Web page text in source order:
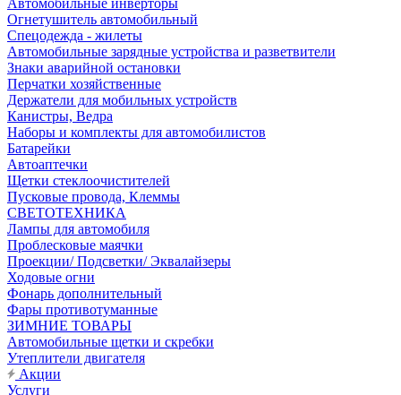
Автомобильные инверторы
Огнетушитель автомобильный
Спецодежда - жилеты
Автомобильные зарядные устройства и разветвители
Знаки аварийной остановки
Перчатки хозяйственные
Держатели для мобильных устройств
Канистры, Ведра
Наборы и комплекты для автомобилистов
Батарейки
Автоаптечки
Щетки стеклоочистителей
Пусковые провода, Клеммы
СВЕТОТЕХНИКА
Лампы для автомобиля
Проблесковые маячки
Проекции/ Подсветки/ Эквалайзеры
Ходовые огни
Фонарь дополнительный
Фары противотуманные
ЗИМНИЕ ТОВАРЫ
Автомобильные щетки и скребки
Утеплители двигателя
Акции
Услуги